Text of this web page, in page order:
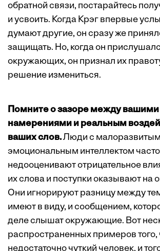
обратной связи, постарайтесь
и усвоить. Когда Крэг впервые
думают другие, он сразу же
защищать. Но, когда он
окружающих, он признал их
решение измениться.
Помните о зазоре между вашими
намерениями и реальным
ваших слов.Люди с малоразвитым
эмоциональным интеллектом часто
недооценивают отрицательное
их слова и поступки оказывают на
Они игнорируют разницу между
имеют в виду, и сообщением,
деле слышат окружающие. Вот
распространенных примеров того,
недостаточно чуткий человек, и